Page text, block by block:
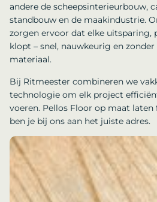
andere de scheepsinterieurbouw,
standbouw en de maakindustrie.
zorgen ervoor dat elke uitsparing,
klopt – snel, nauwkeurig en
materiaal.
Bij Ritmeester combineren we
technologie om elk project
voeren. Pellos Floor op maat laten
ben je bij ons aan het juiste adres.